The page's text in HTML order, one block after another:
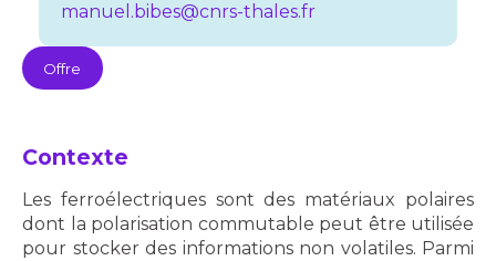
manuel.bibes@cnrs-thales.fr
Offre
Contexte
Les ferroélectriques sont des matériaux polaires
dont la polarisation commutable peut être utilisée
pour stocker des informations non volatiles. Parmi